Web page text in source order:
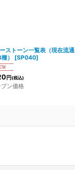
ストーン一覧表（現在流通
）
[SP040]
円(税込)
プン価格